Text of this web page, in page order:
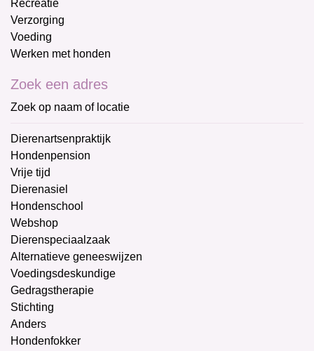
Recreatie
Verzorging
Voeding
Werken met honden
Zoek een adres
Zoek op naam of locatie
Dierenartsenpraktijk
Hondenpension
Vrije tijd
Dierenasiel
Hondenschool
Webshop
Dierenspeciaalzaak
Alternatieve geneeswijzen
Voedingsdeskundige
Gedragstherapie
Stichting
Anders
Hondenfokker